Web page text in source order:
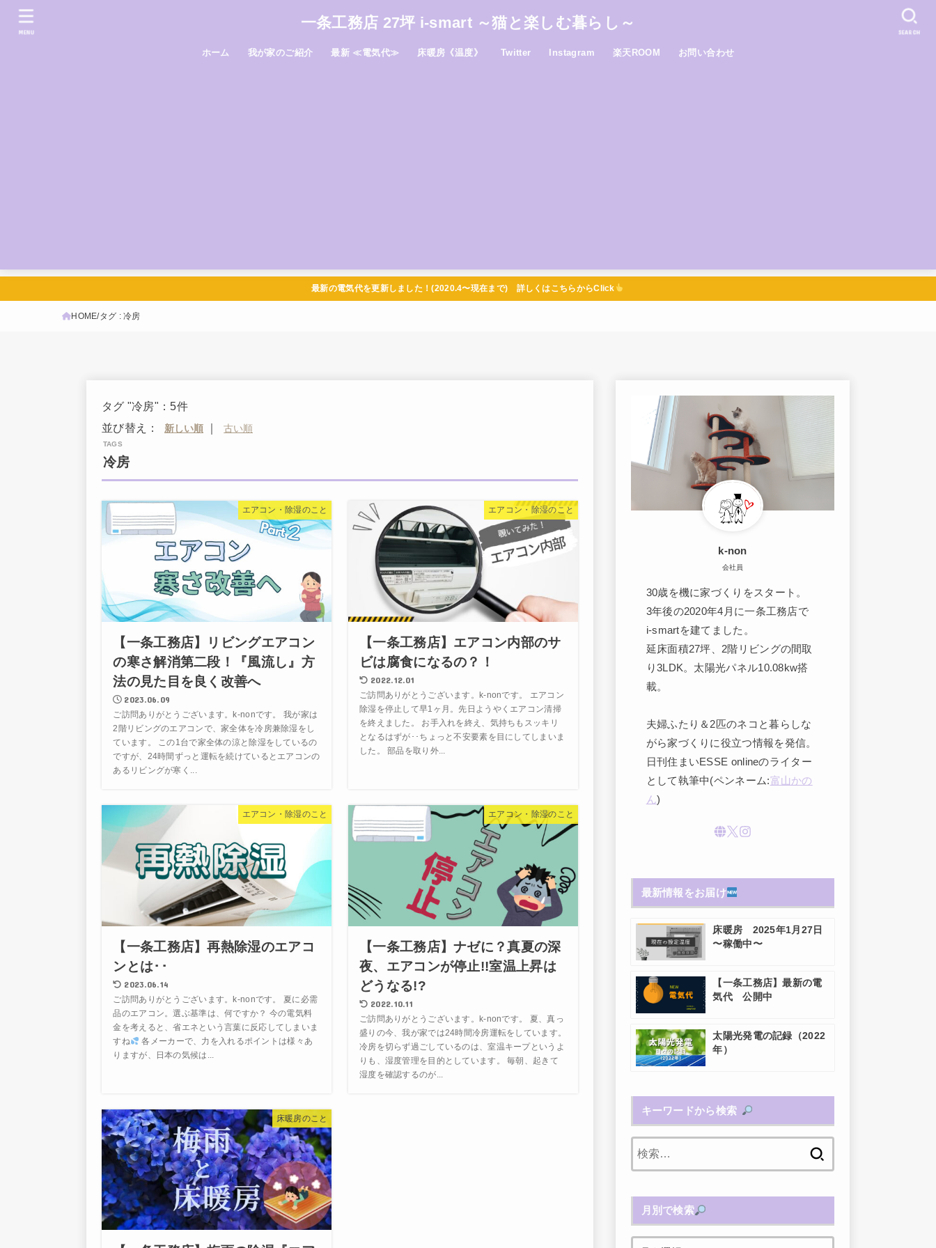
一条工務店 27坪 i-smart ～猫と楽しむ暮らし～
ホーム 我が家のご紹介 最新 ≪電気代≫ 床暖房《温度》 Twitter Instagram 楽天ROOM お問い合わせ
SEARCH
MENU
最新の電気代を更新しました！(2020.4〜現在まで) 詳しくはこちらからClick
HOME タグ : 冷房
タグ "冷房"：5件
並び替え：
｜
冷房
エアコン・除湿のこと
【一条工務店】リビングエアコン
の寒さ解消第二段！『風流し』方
法の見た目を良く改善へ
2023.06.09
ご訪問ありがとうございます。k-nonです。 我が家は
2階リビングのエアコンで、家全体を冷房兼除湿をし
ています。 この1台で家全体の涼と除湿をしているの
ですが、24時間ずっと運転を続けているとエアコンの
あるリビングが寒く...
エアコン・除湿のこと
【一条工務店】エアコン内部のサ
ビは腐食になるの？！
2022.12.01
ご訪問ありがとうございます。k-nonです。 エアコン
除湿を停止して早1ヶ月。先日ようやくエアコン清掃
を終えました。 お手入れを終え、気持ちもスッキリ
となるはずが･･ちょっと不安要素を目にしてしまいま
した。 部品を取り外...
エアコン・除湿のこと
【一条工務店】再熱除湿のエアコ
ンとは･･
2023.06.14
ご訪問ありがとうございます。k-nonです。 夏に必需
品のエアコン。選ぶ基準は、何ですか？ 今の電気料
金を考えると、省エネという言葉に反応してしまいま
すね
各メーカーで、力を入れるポイントは様々あ
りますが、日本の気候は...
エアコン・除湿のこと
【一条工務店】ナゼに？真夏の深
夜、エアコンが停止!!室温上昇は
どうなる!?
2022.10.11
ご訪問ありがとうございます。k-nonです。 夏、真っ
盛りの今、我が家では24時間冷房運転をしています。
冷房を切らず過ごしているのは、室温キープというよ
りも、湿度管理を目的としています。 毎朝、起きて
湿度を確認するのが...
床暖房のこと
k-non
会社員
30歳を機に家づくりをスタート。
3年後の2020年4月に一条工務店で
i-smartを建てました。
延床面積27坪、2階リビングの間取
り3LDK。太陽光パネル10.08kw搭
載。
夫婦ふたり＆2匹のネコと暮らしな
がら家づくりに役立つ情報を発信。
日刊住まいESSE onlineのライター
として執筆中(ペンネーム:富山かの
ん)
最新情報をお届け
床暖房 2025年1月27日
〜稼働中〜
【一条工務店】最新の電
気代 公開中
太陽光発電の記録（2022
年）
キーワードから検索
月別で検索